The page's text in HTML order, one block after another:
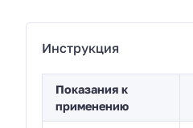
Инструкция
Показания к
применению